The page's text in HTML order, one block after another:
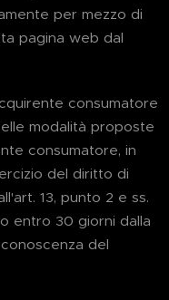
per mezzo di
pagina web dal
consumatore
modalità proposte
consumatore, in
del diritto di
13, punto 2 e ss.
entro 30 giorni dalla
del